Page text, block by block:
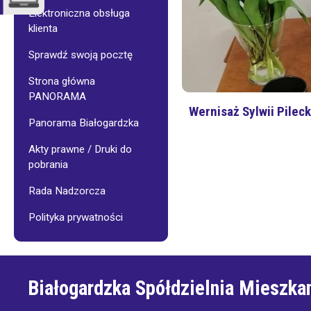
Mieszkaniowych
remontowe
BOK
–
Budynki
dotyczące
zakresu
wodno-
System
Segregacji
Odpadów
Wernisaż Sylwii
Elektroniczna obsługa
klienta
Sprawdź swoją pocztę
Strona główna
PANORAMA
Panorama Białogardzka
Akty prawne / Druki do
pobrania
Rada Nadzorcza
Polityka prywatności
Białogardzka Spółdzielnia